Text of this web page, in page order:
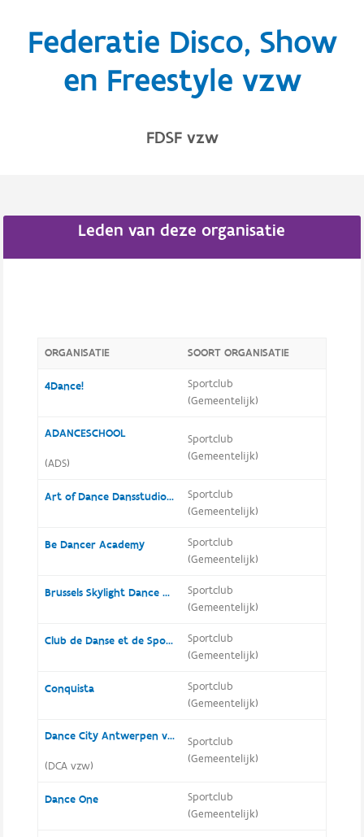
Federatie Disco, Show
en Freestyle vzw
FDSF vzw
Leden van deze organisatie
ORGANISATIE SOORT ORGANISATIE
4Dance!
Sportclub
(Gemeentelijk)
ADANCESCHOOL
(ADS)
Sportclub
(Gemeentelijk)
Art of Dance Dansstudio Beyaert
Sportclub
(Gemeentelijk)
Be Dancer Academy
Sportclub
(Gemeentelijk)
Brussels Skylight Dance Club
Sportclub
(Gemeentelijk)
Club de Danse et de Sport Spotlight
Sportclub
(Gemeentelijk)
Conquista
Sportclub
(Gemeentelijk)
Dance City Antwerpen vzw
(DCA vzw)
Sportclub
(Gemeentelijk)
Dance One
Sportclub
(Gemeentelijk)